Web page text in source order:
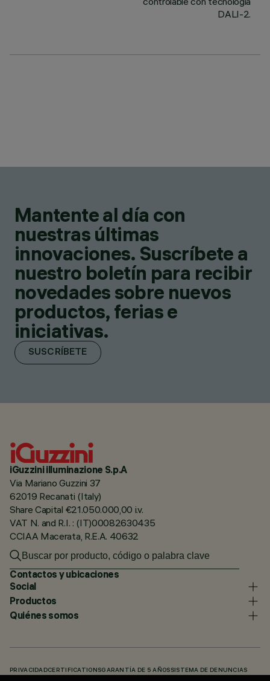
DALI-2.
Mantente al día con
nuestras últimas
innovaciones. Suscríbete a
nuestro boletín para recibir
novedades sobre nuevos
productos, ferias e
iniciativas.
SUSCRÍBETE
iGuzzini illuminazione S.p.A
Via Mariano Guzzini 37
62019 Recanati (Italy)
Share Capital €21.050.000,00 i.v.
VAT N. and R.I. : (IT)00082630435
CCIAA Macerata, R.E.A. 40632
Contactos y ubicaciones
Social
Productos
Quiénes somos
PRIVACIDADCERTIFICATIONSGARANTÍA DE 5 AÑOS SISTEMA DE DENUNCIAS